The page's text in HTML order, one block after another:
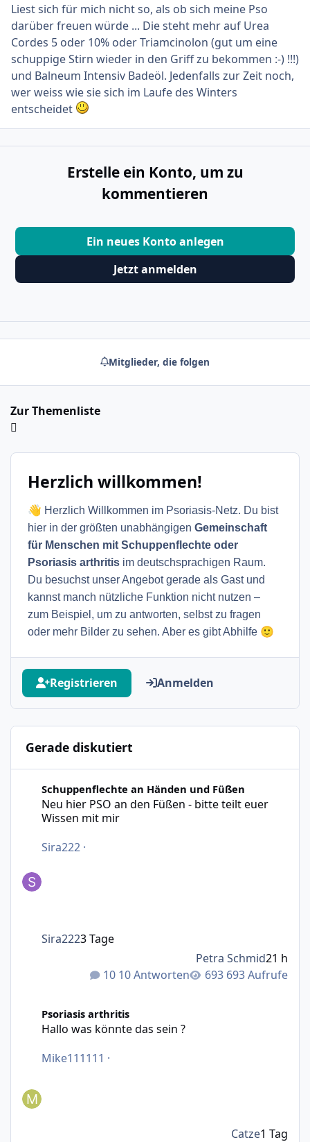
Liest sich für mich nicht so, als ob sich meine Pso
darüber freuen würde ... Die steht mehr auf Urea
Cordes 5 oder 10% oder Triamcinolon (gut um eine
schuppige Stirn wieder in den Griff zu bekommen :-) !!!)
und Balneum Intensiv Badeöl. Jedenfalls zur Zeit noch,
wer weiss wie sie sich im Laufe des Winters
entscheidet
Erstelle ein Konto, um zu
kommentieren
Ein neues Konto anlegen
Jetzt anmelden
Mitglieder, die folgen
Zur Themenliste
Herzlich willkommen!
👋 Herzlich Willkommen im Psoriasis-Netz. Du bist
hier in der größten unabhängigen Gemeinschaft
für Menschen mit Schuppenflechte oder
Psoriasis arthritis im deutschsprachigen Raum.
Du besuchst unser Angebot gerade als Gast und
kannst manch nützliche Funktion nicht nutzen –
zum Beispiel, um zu antworten, selbst zu fragen
oder mehr Bilder zu sehen. Aber es gibt Abhilfe 🙂
Registrieren Anmelden
Gerade diskutiert
Schuppenflechte an Händen und Füßen
Neu hier PSO an den Füßen - bitte teilt euer
Wissen mit mir
Sira222 ·
10 Antworten 693 Aufrufe
Sira2223 Tage
Petra Schmid21 h
Psoriasis arthritis
Hallo was könnte das sein ?
Mike111111 ·
Catze1 Tag